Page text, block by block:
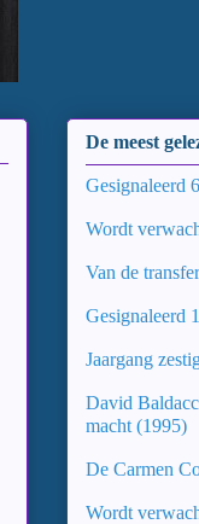
De meest
Gesignaleerd
Wordt
Van de
Gesignaleerd
Jaargang
David
macht (1995)
De Carmen
Wordt